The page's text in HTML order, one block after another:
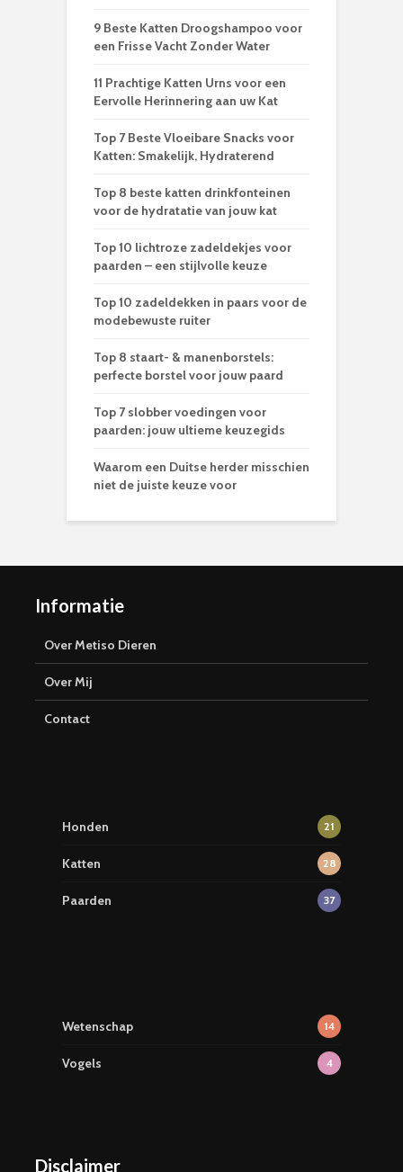
9 Beste Katten Droogshampoo voor
een Frisse Vacht Zonder Water
11 Prachtige Katten Urns voor een
Eervolle Herinnering aan uw Kat
Top 7 Beste Vloeibare Snacks voor
Katten: Smakelijk, Hydraterend
Top 8 beste katten drinkfonteinen
voor de hydratatie van jouw kat
Top 10 lichtroze zadeldekjes voor
paarden – een stijlvolle keuze
Top 10 zadeldekken in paars voor de
modebewuste ruiter
Top 8 staart- & manenborstels:
perfecte borstel voor jouw paard
Top 7 slobber voedingen voor
paarden: jouw ultieme keuzegids
Waarom een Duitse herder misschien
niet de juiste keuze voor
Informatie
Over Metiso Dieren
Over Mij
Contact
Honden 21
Katten 28
Paarden 37
Wetenschap 14
Vogels 4
Disclaimer